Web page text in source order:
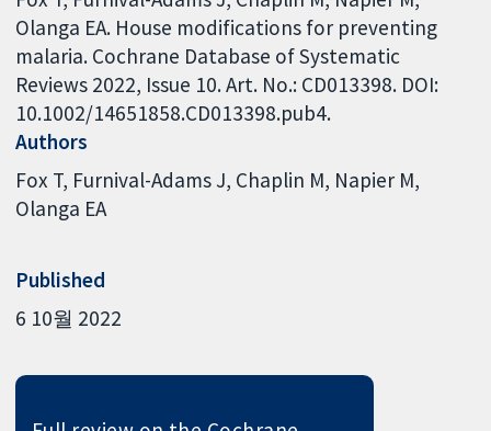
Olanga EA. House modifications for preventing
malaria. Cochrane Database of Systematic
Reviews 2022, Issue 10. Art. No.: CD013398. DOI:
10.1002/14651858.CD013398.pub4.
Authors
Fox T Furnival-Adams J Chaplin M Napier M
Olanga EA
Published
6 10월 2022